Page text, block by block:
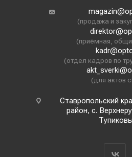
(продажа и
(приёмная,
(отдел кадров по
(для актов
Ставропольский
район, с.